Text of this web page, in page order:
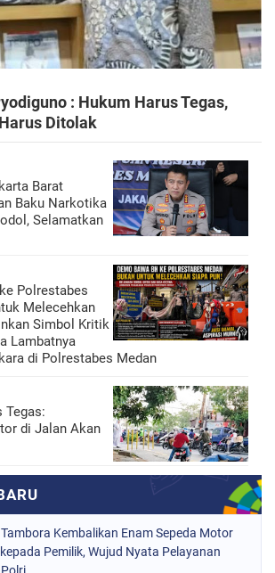
: Hukum Harus Tegas,
Ditolak
Barat
Baku Narkotika
Selamatkan
Polrestabes
Melecehkan
Simbol Kritik
Lambatnya
di Polrestabes Medan
Tegas:
di Jalan Akan
Kembalikan Enam Sepeda Motor
Pemilik, Wujud Nyata Pelayanan